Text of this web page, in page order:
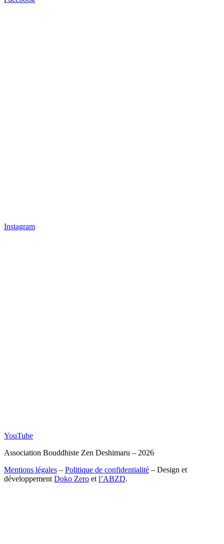
Instagram
YouTube
Association Bouddhiste Zen Deshimaru – 2026
Mentions légales – Politique de confidentialité – Design et
développement Doko Zero et l’ABZD.